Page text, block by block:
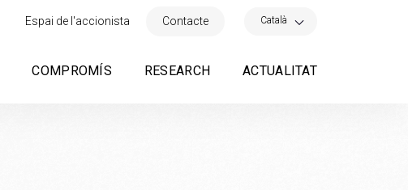
Espai de l'accionista Contacte Català
COMPROMÍS RESEARCH ACTUALITAT